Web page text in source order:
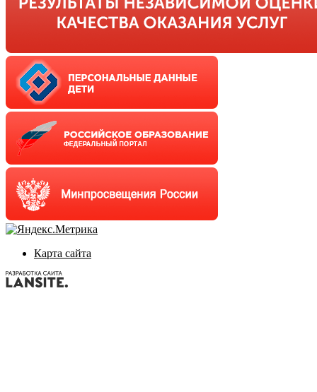
Карта сайта